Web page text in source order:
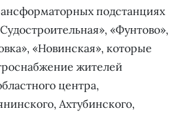
подстанциях
«Фунтово»,
«Новинская», которые
жителей
центра,
Ахтубинского,